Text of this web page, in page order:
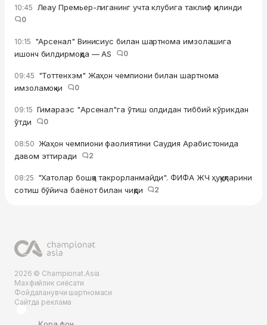
10:45 Леау Премьер-лиганинг учта клубига таклиф қилинди
0
10:15 "Арсенал" Винисиус билан шартнома имзолашига
ишонч билдирмоқда — AS
0
09:45 "Тоттенхэм" Жаҳон чемпиони билан шартнома
имзоламоқчи
0
09:15 Гимараэс "Арсенал"га ўтиш олдидан тиббий кўрикдан
ўтди
0
08:50 Жаҳон чемпиони фаолиятини Саудия Арабистонида
давом эттиради
2
08:25 "Хатолар бошқа такрорланмайди". ФИФА ЖЧ ҳуқуқларини
сотиш бўйича баёнот билан чиқди
2
2026 © Championat.Asia
Махфийлик сиёсати
Фойдаланувчи шартномаси
Сайтда реклама